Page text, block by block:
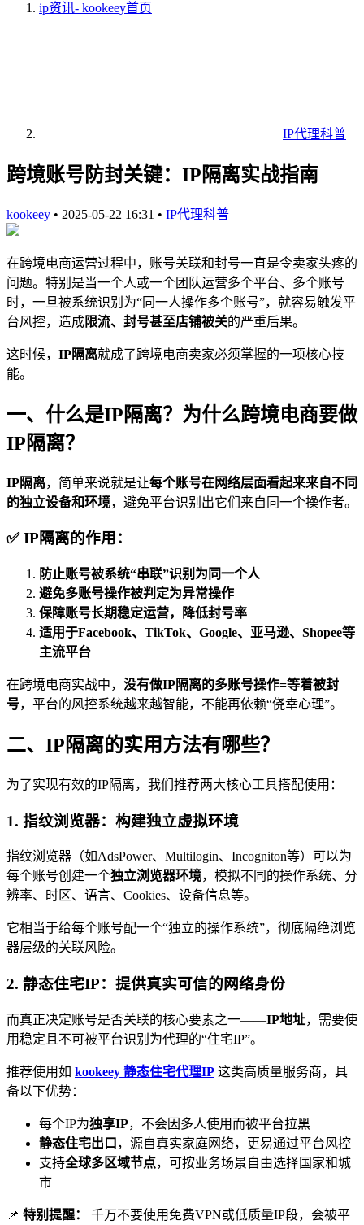
ip资讯- kookeey首页
IP代理科普
跨境账号防封关键：IP隔离实战指南
kookeey • 2025-05-22 16:31 • IP代理科普
在跨境电商运营过程中，账号关联和封号一直是令卖家头疼的
问题。特别是当一个人或一个团队运营多个平台、多个账号
时，一旦被系统识别为“同一人操作多个账号”，就容易触发平
台风控，造成限流、封号甚至店铺被关的严重后果。
这时候， IP隔离就成了跨境电商卖家必须掌握的一项核心技
能。
一、什么是IP隔离？为什么跨境电商要做
IP隔离？
IP隔离，简单来说就是让每个账号在网络层面看起来来自不同
的独立设备和环境，避免平台识别出它们来自同一个操作者。
✅ IP隔离的作用：
防止账号被系统“串联”识别为同一个人
避免多账号操作被判定为异常操作
保障账号长期稳定运营，降低封号率
适用于Facebook、TikTok、Google、亚马逊、Shopee等
主流平台
在跨境电商实战中， 没有做IP隔离的多账号操作=等着被封
号，平台的风控系统越来越智能，不能再依赖“侥幸心理”。
二、IP隔离的实用方法有哪些？
为了实现有效的IP隔离，我们推荐两大核心工具搭配使用：
1. 指纹浏览器：构建独立虚拟环境
指纹浏览器（如AdsPower、Multilogin、Incogniton等）可以为
每个账号创建一个独立浏览器环境，模拟不同的操作系统、分
辨率、时区、语言、Cookies、设备信息等。
它相当于给每个账号配一个“独立的操作系统”，彻底隔绝浏览
器层级的关联风险。
2. 静态住宅IP：提供真实可信的网络身份
而真正决定账号是否关联的核心要素之一——IP地址，需要使
用稳定且不可被平台识别为代理的“住宅IP”。
推荐使用如 kookeey 静态住宅代理IP 这类高质量服务商，具
备以下优势：
每个IP为独享IP，不会因多人使用而被平台拉黑
静态住宅出口 ，源自真实家庭网络，更易通过平台风控
支持全球多区域节点，可按业务场景自由选择国家和城
市
📌 特别提醒： 千万不要使用免费VPN或低质量IP段，会被平